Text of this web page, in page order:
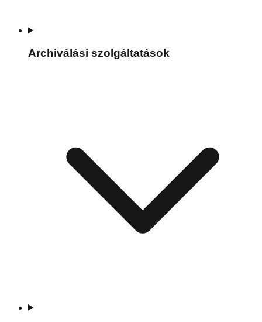
Archiválási szolgáltatások